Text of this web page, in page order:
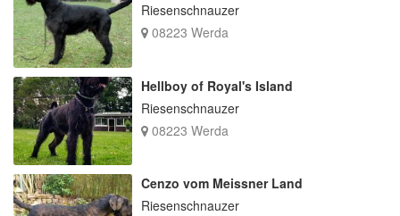
Riesenschnauzer
08223 Werda
Hellboy of Royal's Island
Riesenschnauzer
08223 Werda
Cenzo vom Meissner Land
Riesenschnauzer